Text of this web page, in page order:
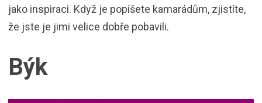
jako inspiraci. Když je popíšete kamarádům, zjistíte,
že jste je jimi velice dobře pobavili.
Býk